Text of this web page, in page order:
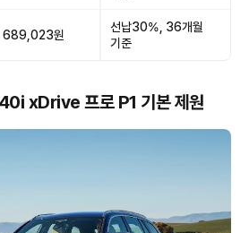
689,023원
선납30%, 36개월
기준
xDrive 프로 P1 기본 제원